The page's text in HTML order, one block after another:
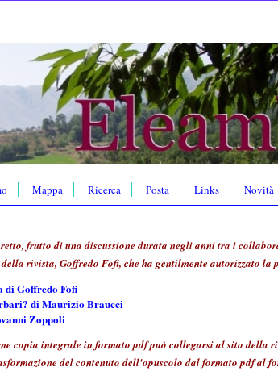
Mappa Ricerca Posta Links Novità
frutto di una discussione durata negli anni tra i
rivista, Goffredo Fofi, che ha gentilmente autorizzato
di Goffredo Fofi
di Maurizio Braucci
Zoppoli
copia integrale in formato pdf può collegarsi al sito della
del contenuto dell'opuscolo dal formato pdf al